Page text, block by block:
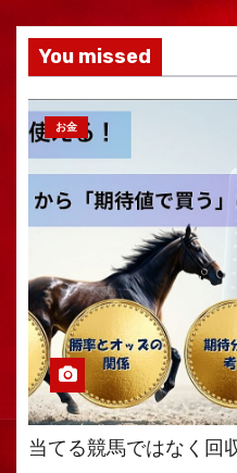
You missed
お金
当てる競馬ではなく回